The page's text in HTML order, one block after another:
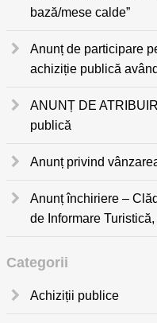
bază/mese calde”
Anunț de participare
achiziție publică
ANUNȚ DE
publică
Anunț privind
Anunț închiriere –
de Informare Turistică,
Categorii
Achiziții publice